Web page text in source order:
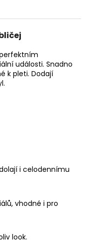
události. Snadno
k pleti. Dodají
i celodennímu
vhodné i pro
look.